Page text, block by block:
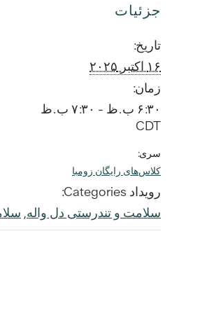
جزئیات
تاریخ:
۱۶ اکتبر ۲۰۲۵
زمان:
۶:۳۰ ب.ظ - ۷:۳۰ ب.ظ
CDT
سری:
کلاس‌های رایگان زومبا
رویداد Categories:
سلامت و تندرستی دل واله,